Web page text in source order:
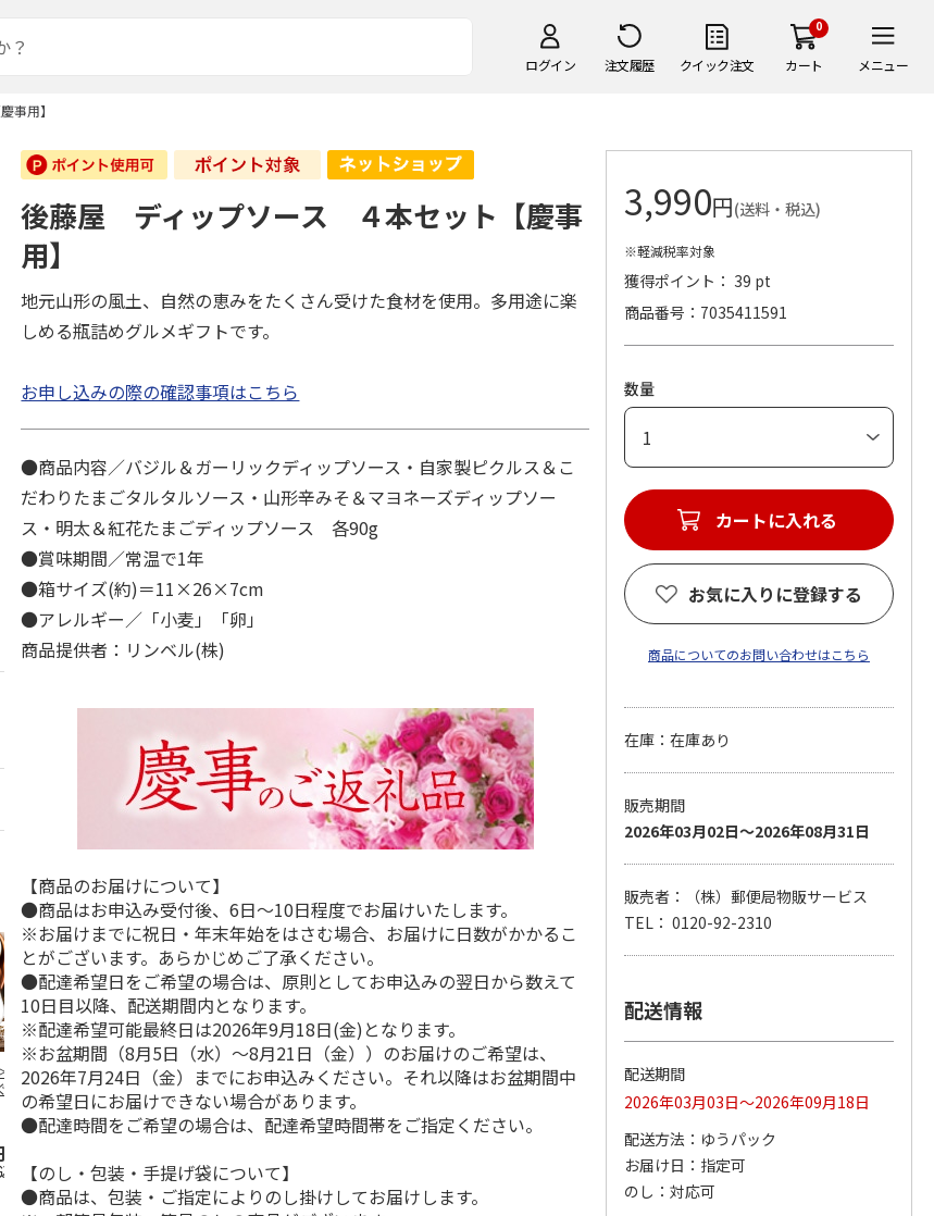
ログイン 注文履歴 クイック注文
0
カート メニュー
事用】
四万十ど
セット
)
美食ファクトリー
こだわり調味料７種
ギフト【弔事用】
(送料・税込)
味どうらくの里/か
くし味 500ml2本 組
合せ
(送料別・税込)
万能白つゆ かくし
味 500ml×10本
黒酢ドレッシングセ
ット B-11C
5.0
味どうらくの里･か
せ
4,428円
(送料別・税込)
本詰合せ【慶事用】
後藤屋 ディップソース ４本セット【慶事
用】
地元山形の風土、自然の恵みをたくさん受けた食材を使用。多用途に楽
しめる瓶詰めグルメギフトです。
お申し込みの際の確認事項はこちら
●商品内容／バジル＆ガーリックディップソース・自家製ピクルス＆こ
だわりたまごタルタルソース・山形辛みそ＆マヨネーズディップソー
ス・明太＆紅花たまごディップソース 各90g
●賞味期間／常温で1年
●箱サイズ(約)＝11×26×7cm
●アレルギー／「小麦」「卵」
商品提供者：リンベル(株)
【商品のお届けについて】
●商品はお申込み受付後、6日～10日程度でお届けいたします。
※お届けまでに祝日・年末年始をはさむ場合、お届けに日数がかかるこ
とがございます。あらかじめご了承ください。
●配達希望日をご希望の場合は、原則としてお申込みの翌日から数えて
10日目以降、配送期間内となります。
※配達希望可能最終日は2026年9月18日(金)となります。
※お盆期間（8月5日（水）～8月21日（金））のお届けのご希望は、
2026年7月24日（金）までにお申込みください。それ以降はお盆期間中
の希望日にお届けできない場合があります。
●配達時間をご希望の場合は、配達希望時間帯をご指定ください。
【のし・包装・手提げ袋について】
●商品は、包装・ご指定によりのし掛けしてお届けします。
3,990円(送料・税込)
※軽減税率対象
獲得ポイント： 39 pt
商品番号
7035411591
数量
カートに入れる
お気に入りに登録する
商品についてのお問い合わせはこちら
在庫：在庫あり
販売期間
2026年03月02日～2026年08月31日
販売者：（株）郵便局物販サービス
TEL： 0120-92-2310
配送情報
配送期間
2026年03月03日～2026年09月18日
配送方法
ゆうパック
お届け日
指定可
のし
対応可